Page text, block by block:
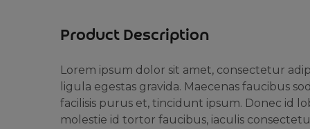
Product Description
Lorem ipsum dolor sit amet, consectetur
ligula egestas gravida. Maecenas faucibus
facilisis purus et, tincidunt ipsum. Donec id
molestie id tortor faucibus, iaculis